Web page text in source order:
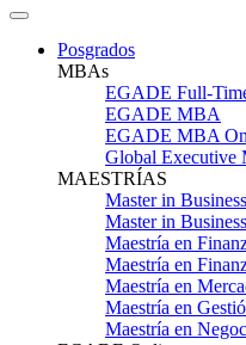
Posgrados
MBAs
EGADE Full-
EGADE MBA
EGADE MBA
Global Executive
MAESTRÍAS
Master in
Master in
Maestría en
Maestría en
Maestría en
Maestría en
Maestría en